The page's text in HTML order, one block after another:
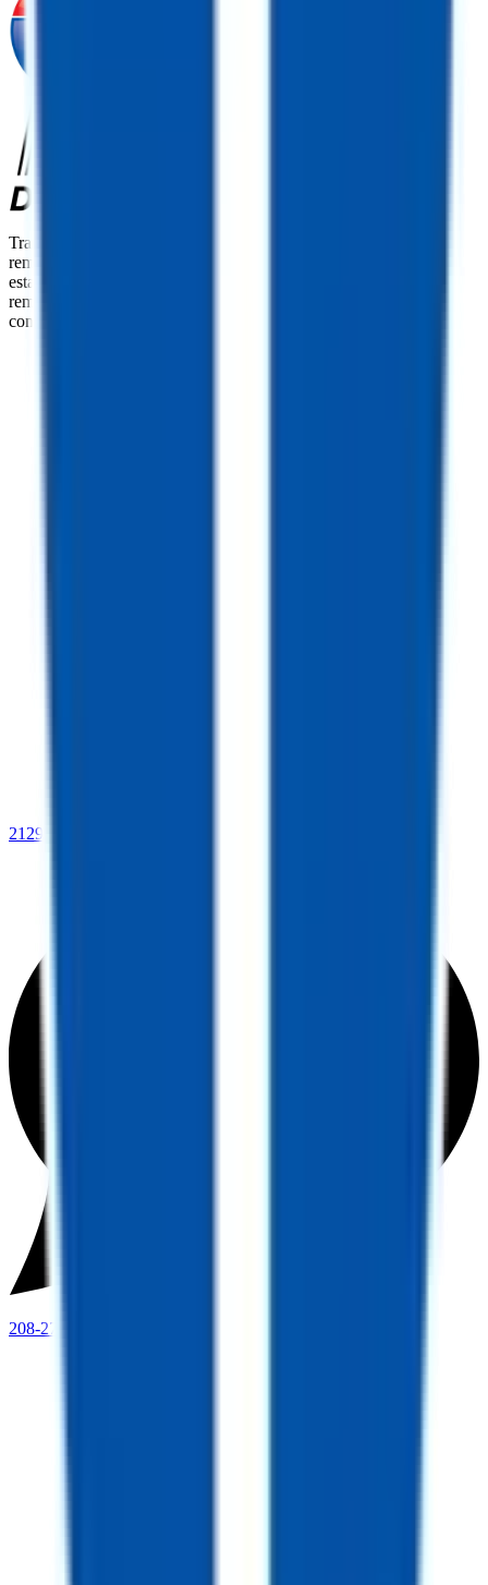
TrailersPlus es tu punto único de referencia para la venta de
remolques, recambios y servicio técnico. Con más de 92
establecimientos repartidos por todo el país y más de 11800
remolques disponibles a nivel nacional, somos el mayor
concesionario independiente de remolques de EE. UU.
2129 E Benson Highway,
208-273-9317